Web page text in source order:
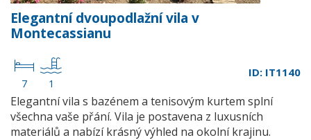
Elegantní dvoupodlažní vila v
Montecassianu
7 1
ID: IT1140
Elegantní vila s bazénem a tenisovým kurtem splní
všechna vaše přání. Vila je postavena z luxusních
materiálů a nabízí krásný výhled na okolní krajinu.